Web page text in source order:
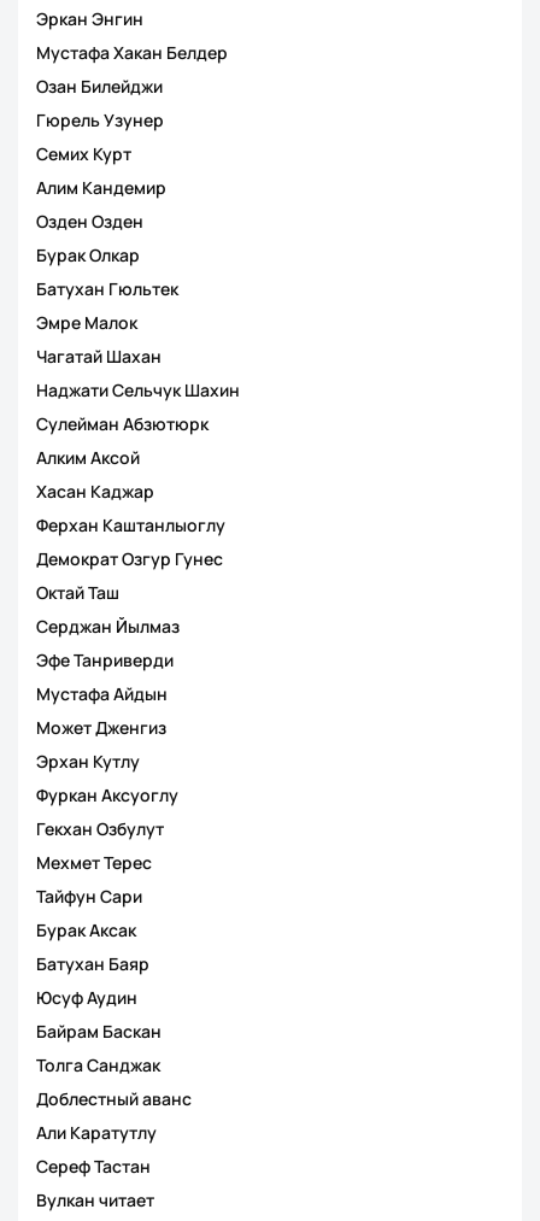
Эркан Энгин
Мустафа Хакан Белдер
Озан Билейджи
Гюрель Узунер
Семих Курт
Алим Кандемир
Озден Озден
Бурак Олкар
Батухан Гюльтек
Эмре Малок
Чагатай Шахан
Наджати Сельчук Шахин
Сулейман Абзютюрк
Алким Аксой
Хасан Каджар
Ферхан Каштанлыоглу
Демократ Озгур Гунес
Октай Таш
Серджан Йылмаз
Эфе Танриверди
Мустафа Айдын
Может Дженгиз
Эрхан Кутлу
Фуркан Аксуоглу
Гекхан Озбулут
Мехмет Терес
Тайфун Сари
Бурак Аксак
Батухан Баяр
Юсуф Аудин
Байрам Баскан
Толга Санджак
Доблестный аванс
Али Каратутлу
Сереф Тастан
Вулкан читает